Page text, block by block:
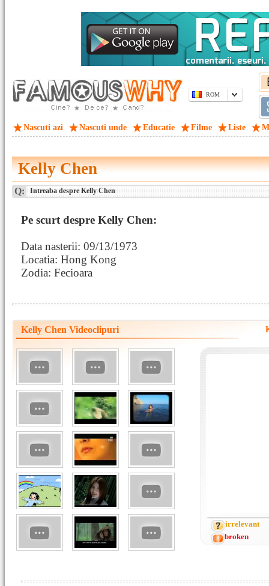
ROM
Nascuti azi Nascuti unde Educatie Filme Liste
Kelly Chen
Q: Intreaba despre Kelly Chen
Pe scurt despre Kelly Chen:
Data nasterii: 09/13/1973
Locatia: Hong Kong
Zodia: Fecioara
Kelly Chen Videoclipuri
irrelevant
broken